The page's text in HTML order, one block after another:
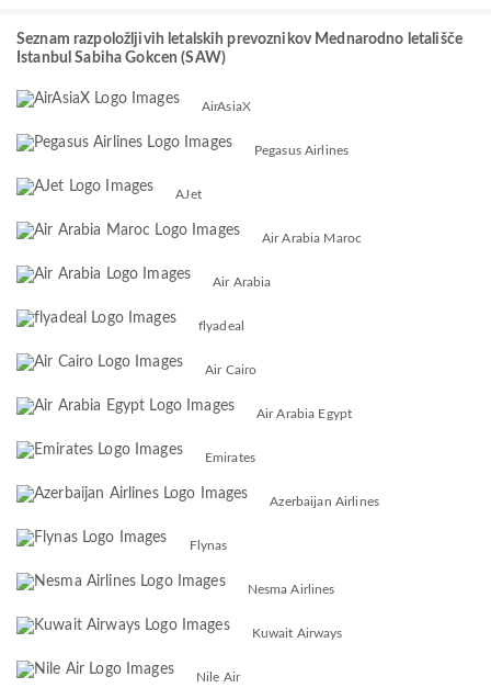
Seznam razpoložljivih letalskih prevoznikov Mednarodno letališče
Istanbul Sabiha Gokcen (SAW)
AirAsiaX
Pegasus Airlines
AJet
Air Arabia Maroc
Air Arabia
flyadeal
Air Cairo
Air Arabia Egypt
Emirates
Azerbaijan Airlines
Flynas
Nesma Airlines
Kuwait Airways
Nile Air